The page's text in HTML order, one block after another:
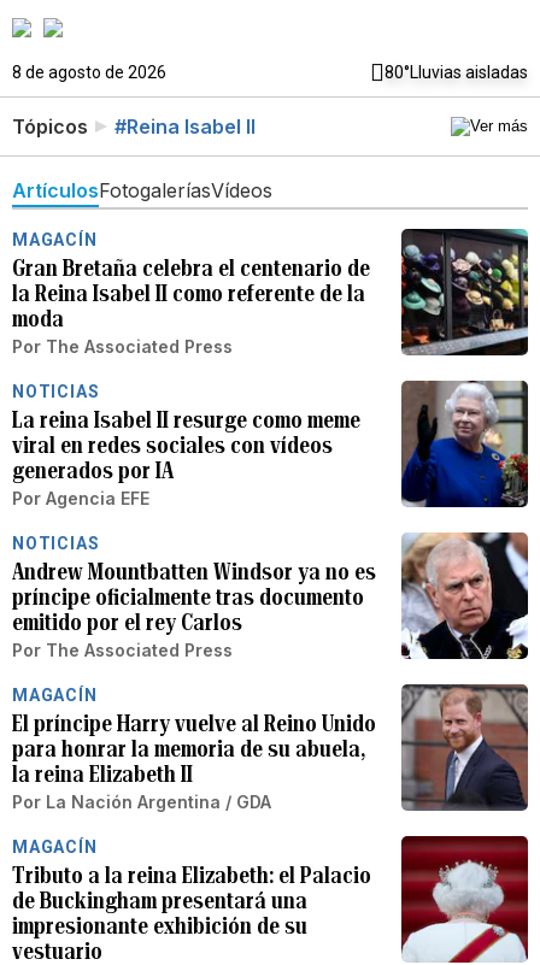
8 de agosto de 2026 80°Lluvias aisladas
Tópicos #Reina Isabel II
ArtículosFotogaleríasVídeos
MAGACÍN
Gran Bretaña celebra el centenario de
la Reina Isabel II como referente de la
moda
Por The Associated Press
NOTICIAS
La reina Isabel II resurge como meme
viral en redes sociales con vídeos
generados por IA
Por Agencia EFE
NOTICIAS
Andrew Mountbatten Windsor ya no es
príncipe oficialmente tras documento
emitido por el rey Carlos
Por The Associated Press
MAGACÍN
El príncipe Harry vuelve al Reino Unido
para honrar la memoria de su abuela,
la reina Elizabeth II
Por La Nación Argentina / GDA
MAGACÍN
Tributo a la reina Elizabeth: el Palacio
de Buckingham presentará una
impresionante exhibición de su
vestuario